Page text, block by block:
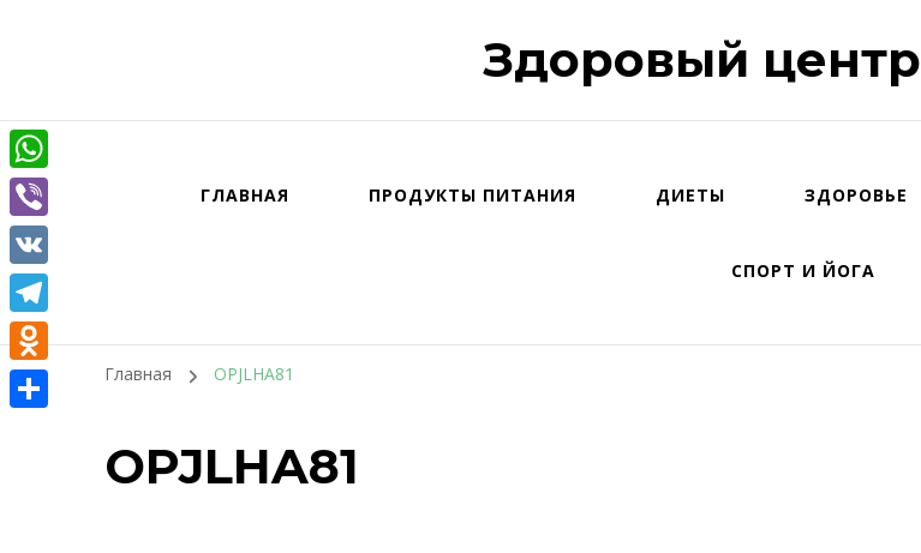
Здоровый центр
ГЛАВНАЯ ПРОДУКТЫ ПИТАНИЯ ДИЕТЫ ЗДОРОВЬЕ
СПОРТ И ЙОГА
Главная OPJLHA81
OPJLHA81
WhatsApp
Viber
VK
Telegram
Odnoklassniki